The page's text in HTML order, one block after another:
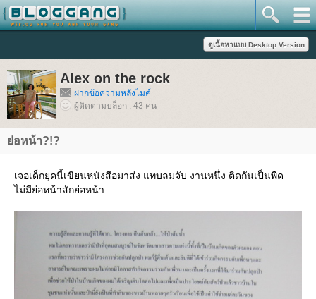
Alex on the rock
ฝากข้อความหลังไมค์
ผู้ติดตามบล็อก : 43 คน
่อหน้า?!?
เจอเด็กยุคนี้เขียนหนังสือมาส่ง แทบลมจับ งานหนึ่ง ติดกันเป็นพืด
ไม่มีย่อหน้าสักย่อหน้า